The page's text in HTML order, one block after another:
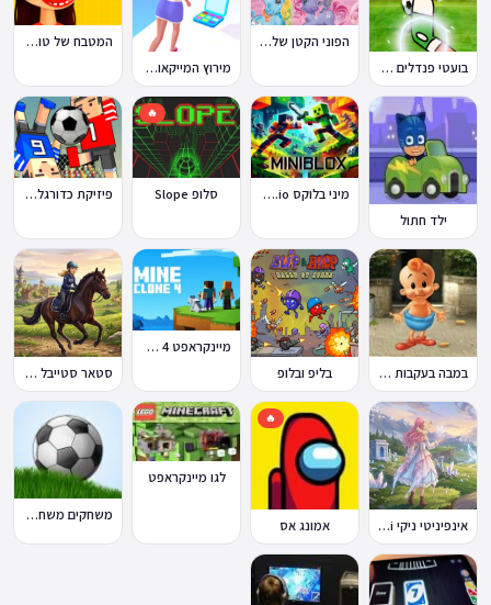
בועטי פנדלים Penalty Shooters
הפוני הקטן שלי: מסיבה בכפר
מירוץ המייקאובר Makeover Run
המטבח של טוקה בוקה
ילד חתול
מיני בלוקס Miniblox.io
🔥
סלופ Slope פיזיקת כדורגל Soccer Physics
במבה בעקבות החטיף החטוף 2 בליפ ובלופ
מיינקראפט 4 קלון
סטאר סטייבל Star Stable Online
אינפיניטי ניקי Infinity Nikki
🔥
אמונג אס
לגו מיינקראפט
משחקים משחקי כדורגל במחשב וברשת